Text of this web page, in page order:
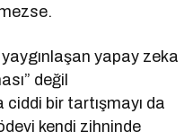
yapay zeka
değil
ciddi bir tartışmayı da
kendi zihninde